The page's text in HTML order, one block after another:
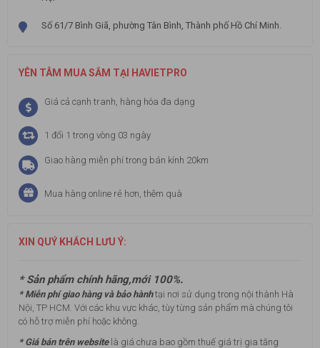
Số 61/7 Bình Giã, phường Tân Bình, Thành phố Hồ Chí Minh.
YÊN TÂM MUA SẮM TẠI HAVIETPRO
Giá cả cạnh tranh, hàng hóa đa dạng
1 đổi 1 trong vòng 03 ngày
Giao hàng miễn phí trong bán kính 20km
Mua hàng online rẻ hơn, thêm quà
XIN QUÝ KHÁCH LƯU Ý:
* Sản phẩm chính hãng,mới 100%.
* Miễn phí giao hàng và bảo hànhtại nơi sử dụng trong nội thành Hà
Nội, TP HCM. Với các khu vực khác, tùy từng sản phẩm mà chúng tôi
có hỗ trợ miễn phí hoặc không.
* Giá bán trên websitelà giá chưa bao gồm thuế giá trị gia tăng